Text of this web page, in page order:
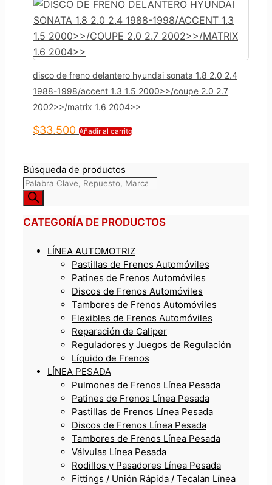
disco de freno delantero hyundai sonata 1.8 2.0 2.4
1988-1998/accent 1.3 1.5 2000>>/coupe 2.0 2.7
2002>>/matrix 1.6 2004>>
$33.500 Añadir al carrito
Búsqueda de productos
CATEGORÍA DE PRODUCTOS
LÍNEA AUTOMOTRIZ
Pastillas de Frenos Automóviles
Patines de Frenos Automóviles
Discos de Frenos Automóviles
Tambores de Frenos Automóviles
Flexibles de Frenos Automóviles
Reparación de Caliper
Reguladores y Juegos de Regulación
Líquido de Frenos
LÍNEA PESADA
Pulmones de Frenos Línea Pesada
Patines de Frenos Línea Pesada
Pastillas de Frenos Línea Pesada
Discos de Frenos Línea Pesada
Tambores de Frenos Línea Pesada
Válvulas Línea Pesada
Rodillos y Pasadores Línea Pesada
Fittings / Unión Rápida / Tecalan Línea